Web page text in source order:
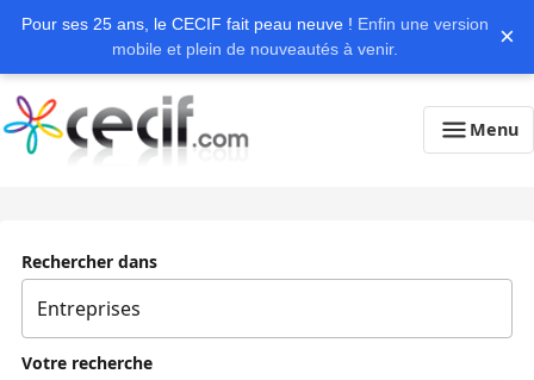
Pour ses 25 ans, le CECIF fait peau neuve ! Enfin une version
mobile et plein de nouveautés à venir.
×
Menu
Rechercher dans
Votre recherche